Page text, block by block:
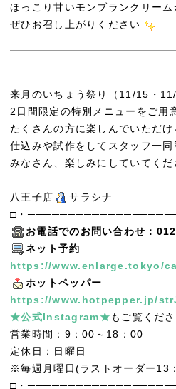
ほっこり甘いモンブランクリーム
ぜひお召し上がりください
来月のいちょう祭り（11/15・11/
2日間限定の特別メニューをご用
たくさんの方に楽しんでいただけ
仕込みや試作をしてスタッフ一同
みなさん、楽しみにしていてくだ
八王子店
サラシナ
□・
お電話でのお問い合わせ：
ネット予約
https://www.enlarge.tokyo/
ホットペッパー
https://www.hotpepper.jp/
★公式Instagram★もご覧くだ
営業時間：9：00～18：00
定休日：日曜日
※毎週月曜日(ラストオーダー13
□・